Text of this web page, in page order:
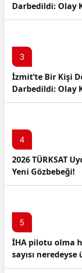
Darbedildi: Olay
3
İzmit’te Bir Kişi
Darbedildi: Olay
4
2026 TÜRKSAT
Yeni Gözbebeği!
5
İHA pilotu olma
sayısı neredeyse